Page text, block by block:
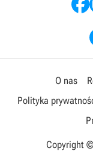
O nas
Polityka
Copyright